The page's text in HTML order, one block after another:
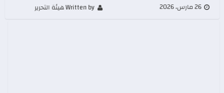
26 مارس، 2026